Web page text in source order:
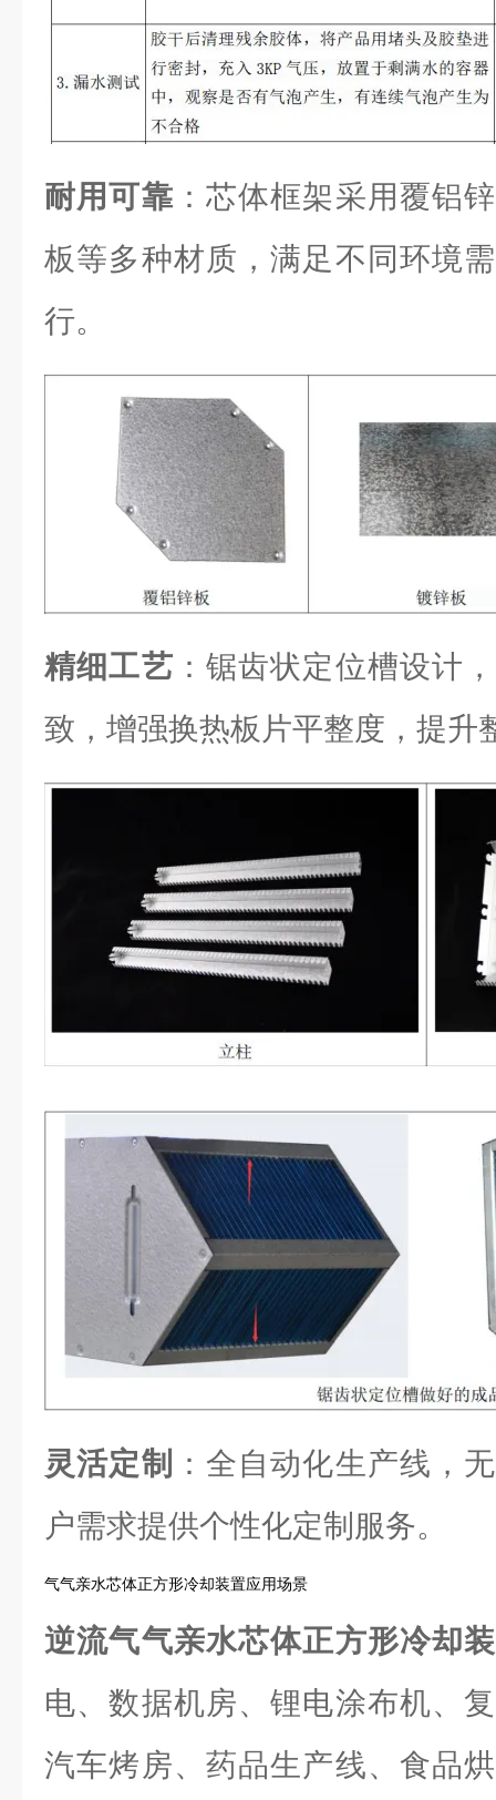
耐用可靠 ：芯体框架采用覆铝
板等多种材质，满足不同环境
行。
精细工艺 ：锯齿状定位槽设计
致，增强换热板片平整度，提升
灵活定制
：全自动化生产线，
户需求提供个性化定制服务。
气气亲水芯体正方形冷却装置应用场景
逆流气气亲水芯体正方形冷却
电、数据机房、锂电涂布机、
汽车烤房、药品生产线、食品